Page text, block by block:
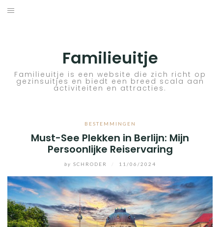
Skip
Familieuitje
Familieuitje is een website die zich richt op
gezinsuitjes en biedt een breed scala aan
activiteiten en attracties.
BESTEMMINGEN
Must-See Plekken in Berlijn: Mijn
Persoonlijke Reiservaring
by SCHRODER 11/06/2024
HOTELTIPS